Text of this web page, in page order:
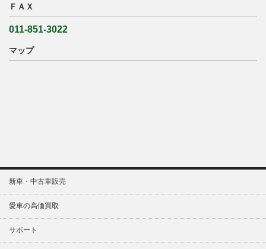
ＦＡＸ
011-851-3022
マップ
新車・中古車販売
愛車の高価買取
サポート